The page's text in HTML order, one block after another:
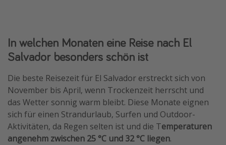
In welchen Monaten eine Reise nach El
Salvador besonders schön ist
Die beste Reisezeit für El Salvador erstreckt sich von
November bis April, wenn Trockenzeit herrscht und
das Wetter sonnig warm bleibt. Diese Monate eignen
sich für einen Strandurlaub, Surfen und Outdoor-
Aktivitäten, da Regen selten ist und die Temperaturen
angenehm zwischen 25 °C und 32 °C liegen.